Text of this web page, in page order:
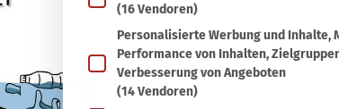
(16 Vendoren)
Personalisierte Werbung und Inhalte,
Performance von Inhalten,
Verbesserung von Angeboten
(14 Vendoren)